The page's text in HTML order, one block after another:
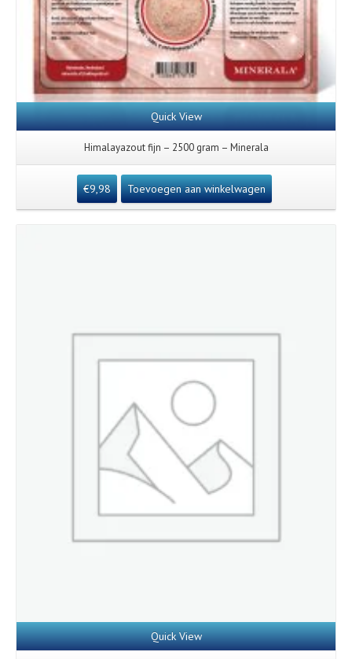
Quick View
Himalayazout fijn – 2500 gram – Minerala
€9,98 Toevoegen aan winkelwagen
Quick View